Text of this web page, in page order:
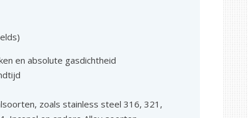
en absolute gasdichtheid
zoals stainless steel 316, 321,